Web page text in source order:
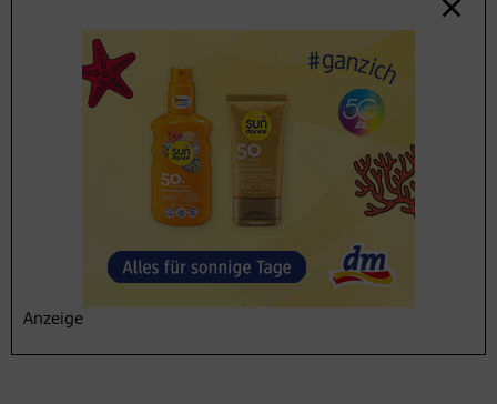
Freitag. Machen Sie sich nach den letzten To-Dos
noch ein paar Gedanken darüber, was in der
nächsten Woche ansteht und bereiten Sie, wenn
möglich, schon alles Nötige dafür vor. Wenn Sie am
Montag ein wichtiges Meeting haben, können Sie
sich zum Beispiel schon am Freitag das Outfit dafür
: Montags-Meetings nicht zu früh ansetzen.
am Sonntag.
Anzeige